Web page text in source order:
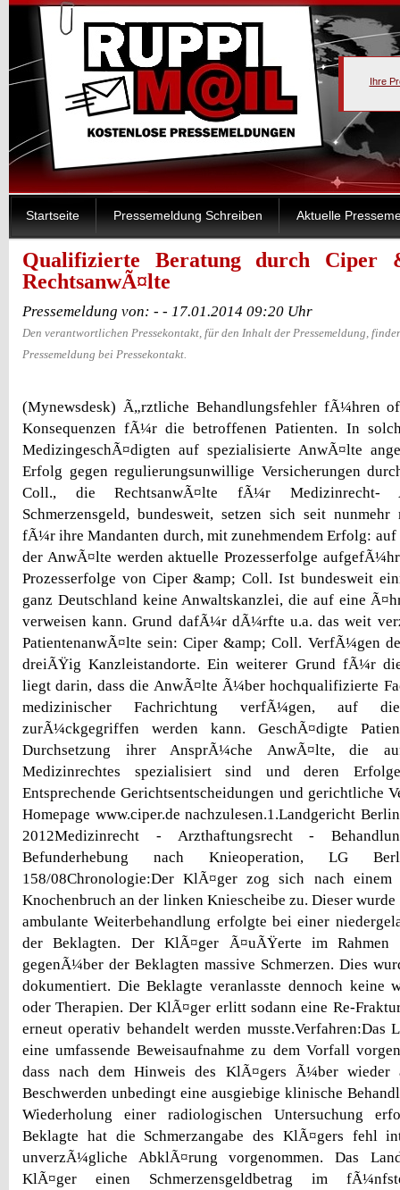
Ihre
Startseite Pressemeldung Schreiben Aktuelle
Qualifizierte Beratung durch Ciper
RechtsanwÃ¤lte
Pressemeldung von: - - 17.01.2014 09:20 Uhr
Den verantwortlichen Pressekontakt, für den Inhalt der Pressemeldung,
Pressemeldung bei Pressekontakt.
(Mynewsdesk) Ã„rztliche Behandlungsfehler fÃ¼hren
Konsequenzen fÃ¼r die betroffenen Patienten. In
MedizingeschÃ¤digten auf spezialisierte AnwÃ¤lte
Erfolg gegen regulierungsunwillige Versicherungen
Coll., die RechtsanwÃ¤lte fÃ¼r Medizinrecht-
Schmerzensgeld, bundesweit, setzen sich seit
fÃ¼r ihre Mandanten durch, mit zunehmendem Erfolg: auf
der AnwÃ¤lte werden aktuelle Prozesserfolge
Prozesserfolge von Ciper &amp; Coll. Ist bundesweit
ganz Deutschland keine Anwaltskanzlei, die auf eine
verweisen kann. Grund dafÃ¼r dÃ¼rfte u.a. das weit
PatientenanwÃ¤lte sein: Ciper &amp; Coll. VerfÃ¼gen
dreiÃŸig Kanzleistandorte. Ein weiterer Grund fÃ¼r
liegt darin, dass die AnwÃ¤lte Ã¼ber hochqualifizierte
medizinischer Fachrichtung verfÃ¼gen, auf
zurÃ¼ckgegriffen werden kann. GeschÃ¤digte
Durchsetzung ihrer AnsprÃ¼che AnwÃ¤lte, die
Medizinrechtes spezialisiert sind und deren
Entsprechende Gerichtsentscheidungen und gerichtliche
Homepage www.ciper.de nachzulesen.1.Landgericht
2012Medizinrecht - Arzthaftungsrecht -
Befunderhebung nach Knieoperation, LG
158/08Chronologie:Der KlÃ¤ger zog sich nach einem
Knochenbruch an der linken Kniescheibe zu. Dieser
ambulante Weiterbehandlung erfolgte bei einer
der Beklagten. Der KlÃ¤ger Ã¤uÃŸerte im Rahmen
gegenÃ¼ber der Beklagten massive Schmerzen. Dies
dokumentiert. Die Beklagte veranlasste dennoch keine
oder Therapien. Der KlÃ¤ger erlitt sodann eine Re-
erneut operativ behandelt werden musste.Verfahren:Das
eine umfassende Beweisaufnahme zu dem Vorfall
dass nach dem Hinweis des KlÃ¤gers Ã¼ber wieder
Beschwerden unbedingt eine ausgiebige klinische
Wiederholung einer radiologischen Untersuchung
Beklagte hat die Schmerzangabe des KlÃ¤gers fehl
unverzÃ¼gliche AbklÃ¤rung vorgenommen. Das
KlÃ¤ger einen Schmerzensgeldbetrag im